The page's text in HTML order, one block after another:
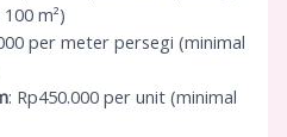
m²)
per meter persegi (minimal
: Rp450.000 per unit (minimal